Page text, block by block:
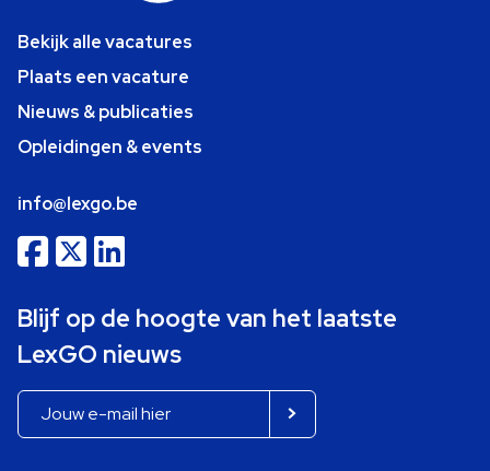
Bekijk alle vacatures
Plaats een vacature
Nieuws & publicaties
Opleidingen & events
info@lexgo.be
Blijf op de hoogte van het laatste
LexGO nieuws